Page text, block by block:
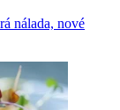
nálada, nové